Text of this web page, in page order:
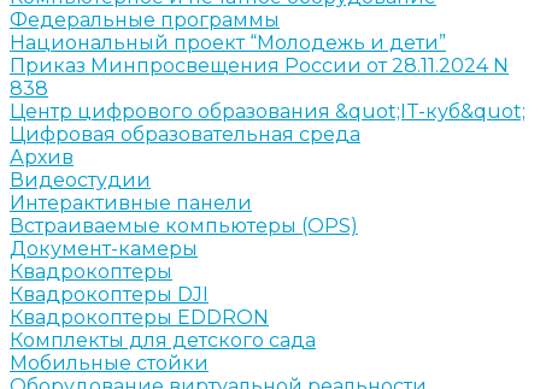
Федеральные программы
Национальный проект “Молодежь и дети”
Приказ Минпросвещения России от 28.11.2024 N
838
Центр цифрового образования &quot;IT-куб&quot;
Цифровая образовательная среда
Архив
Видеостудии
Интерактивные панели
Встраиваемые компьютеры (OPS)
Документ-камеры
Квадрокоптеры
Квадрокоптеры DJI
Квадрокоптеры EDDRON
Комплекты для детского сада
Мобильные стойки